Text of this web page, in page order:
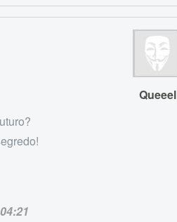
Queeel
04:21